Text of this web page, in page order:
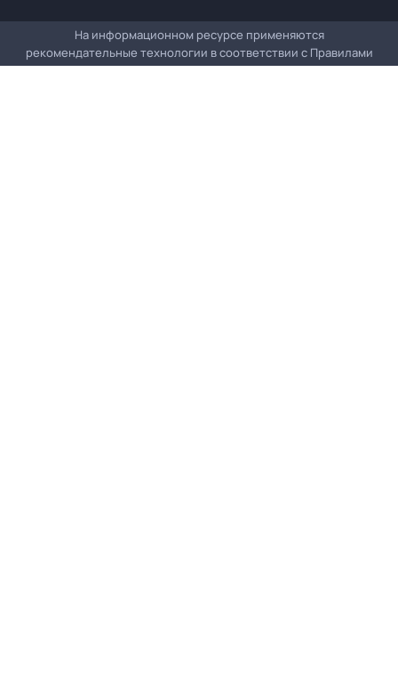
На информационном ресурсе применяются
рекомендательные технологии в соответствии с Правилами